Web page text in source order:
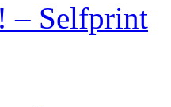
– Selfprint